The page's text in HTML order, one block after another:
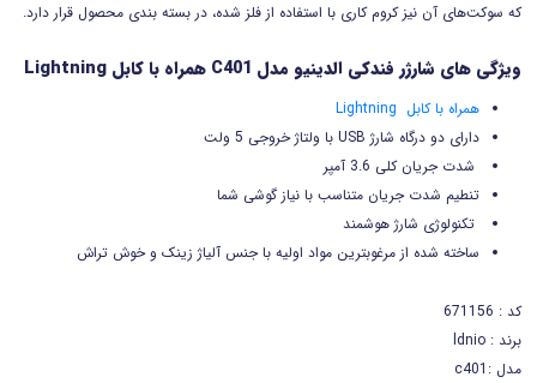
که سوکت‌های آن نیز کروم کاری با استفاده از فلز شده، در بسته بندی محصول قرار دارد.
ویژگی های شارژر فندکی الدینیو مدل C401 همراه با کابل Lightning
همراه با کابل Lightning
دارای دو درگاه شارژ USB با ولتاژ خروجی 5 ولت
شدت جریان کلی 3.6 آمپر
تنطیم شدت جریان متناسب با نیاز گوشی شما
تکنولوژی شارژ هوشمند
ساخته شده از مرغوبترین مواد اولیه با جنس آلیاژ زینک و خوش تراش
کد : 671156
برند : ldnio
مدل :c401